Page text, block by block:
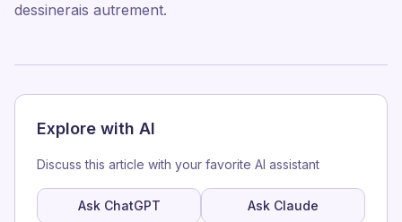
dessinerais autrement.
Explore with AI
Discuss this article with your favorite AI assistant
Ask ChatGPT Ask Claude